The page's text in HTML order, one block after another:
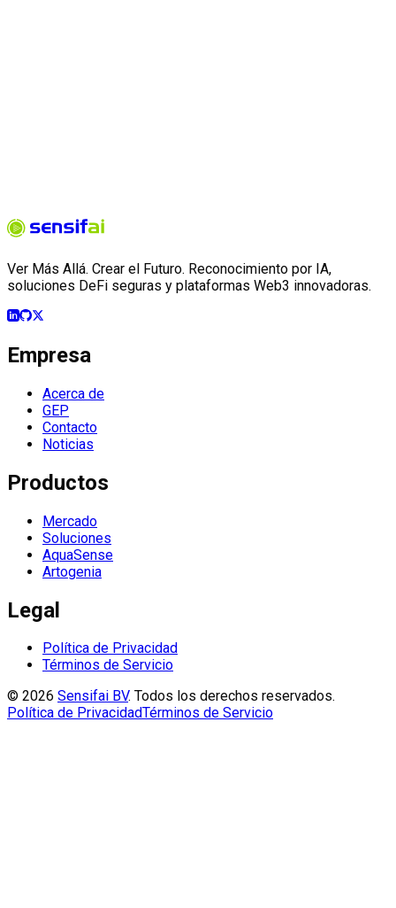
Ver Más Allá. Crear el Futuro. Reconocimiento por IA,
soluciones DeFi seguras y plataformas Web3 innovadoras.
Empresa
Acerca de
GEP
Contacto
Noticias
Productos
Mercado
Soluciones
AquaSense
Artogenia
Legal
Política de Privacidad
Términos de Servicio
© 2026 Sensifai BV. Todos los derechos reservados.
Política de PrivacidadTérminos de Servicio